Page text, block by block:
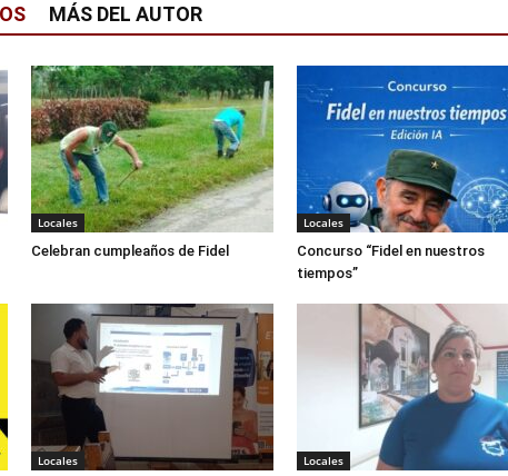
MÁS DEL AUTOR
Locales
Celebran cumpleaños de Fidel
Locales
Concurso “Fidel en nuestros
tiempos”
Locales Locales